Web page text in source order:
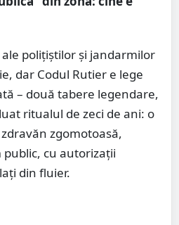
polițiștilor și jandarmilor
dar Codul Rutier e lege
– două tabere legendare,
ritualul de zeci de ani: o
zgomotoasă,
cu autorizații
din fluier.